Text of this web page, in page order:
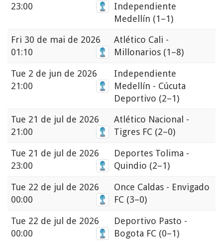
23:00
Independiente
Medellín (1–1)
Fri 30 de mai de 2026
01:10
Atlético Cali -
Millonarios (1–8)
Tue 2 de jun de 2026
21:00
Independiente
Medellín - Cúcuta
Deportivo (2–1)
Tue 21 de jul de 2026
21:00
Atlético Nacional -
Tigres FC (2–0)
Tue 21 de jul de 2026
23:00
Deportes Tolima -
Quindio (2–1)
Tue 22 de jul de 2026
00:00
Once Caldas - Envigado
FC (3–0)
Tue 22 de jul de 2026
00:00
Deportivo Pasto -
Bogota FC (0–1)